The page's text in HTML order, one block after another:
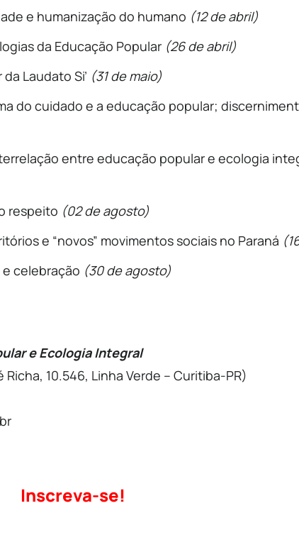
e humanização do humano (12 de abril)
da Educação Popular (26 de abril)
Laudato Si’ (31 de maio)
do cuidado e a educação popular;
entre educação popular e ecologia
respeito (02 de agosto)
e “novos” movimentos sociais no Paraná
e celebração (30 de agosto)
e Ecologia Integral
10.546, Linha Verde – Curitiba-PR)
Inscreva-se!